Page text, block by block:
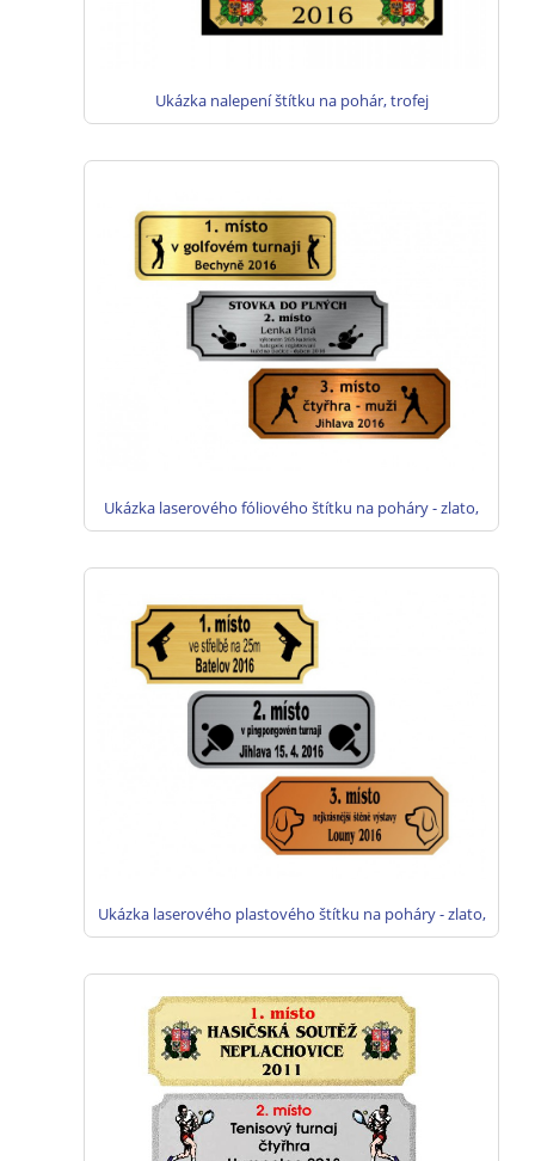
Ukázka nalepení štítku na pohár, trofej
Ukázka laserového fóliového štítku na poháry - zlato,
stříbro, bronz
Ukázka laserového plastového štítku na poháry - zlato,
stříbro, bronz